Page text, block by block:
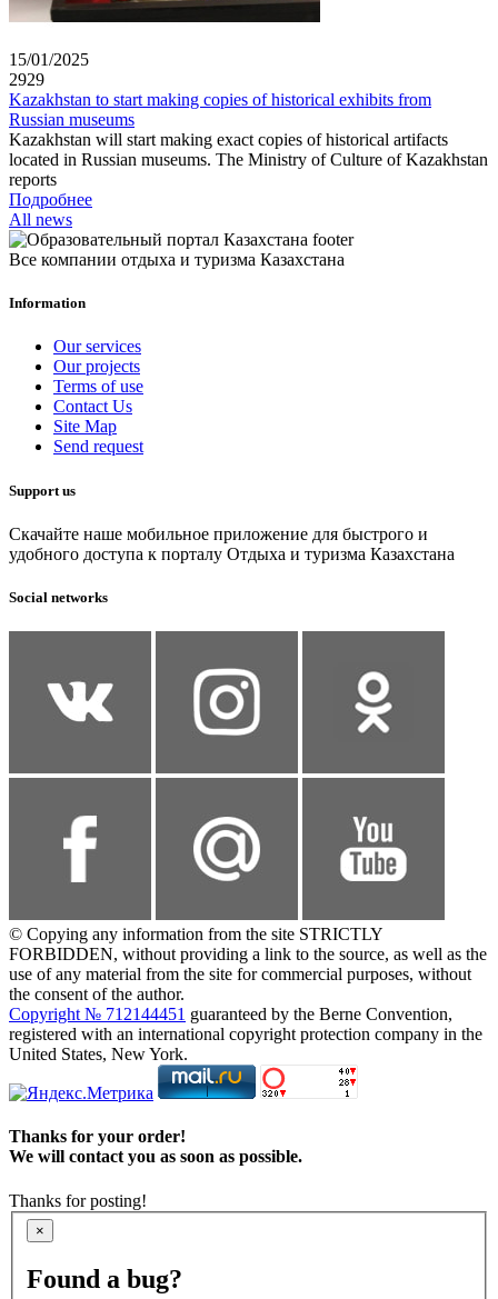
15/01/2025
2929
Kazakhstan to start making copies of historical exhibits from
Russian museums
Kazakhstan will start making exact copies of historical artifacts
located in Russian museums. The Ministry of Culture of Kazakhstan
reports
Подробнее
All news
Все компании отдыха и туризма Казахстана
Information
Our services
Our projects
Terms of use
Contact Us
Site Map
Send request
Support us
Скачайте наше мобильное приложение для быстрого и
удобного доступа к порталу Отдыха и туризма Казахстана
Social networks
© Copying any information from the site STRICTLY
FORBIDDEN, without providing a link to the source, as well as the
use of any material from the site for commercial purposes, without
the consent of the author.
Copyright № 712144451 guaranteed by the Berne Convention,
registered with an international copyright protection company in the
United States, New York.
Thanks for your order!
We will contact you as soon as possible.
Thanks for posting!
×
Found a bug?